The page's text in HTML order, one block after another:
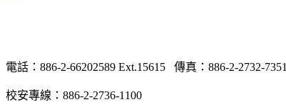
電話：886-2-66202589 Ext.15615 傳真：886-2-2732-7351
校安專線：886-2-2736-1100